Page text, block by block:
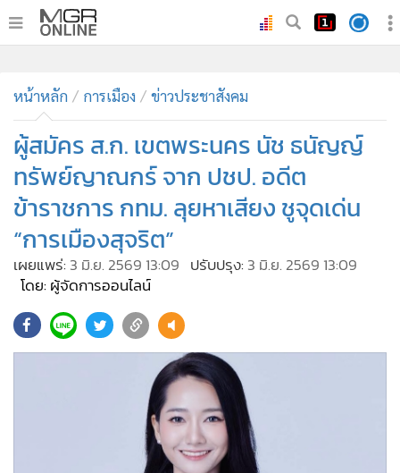
• ทันเหตุการณ์
• ภาคใต้
• ภูมิภาค
• Online Section
• บันเทิง
• ผู้จัดการรายวัน
• คอลัมนิสต์
ละคร
• CbizReview
Cyber BIZ
Good health & Well-being
Green Innovation & SD
Management & HR
หน้าหลัก การเมือง ข่าวประชาสังคม
ผู้สมัคร ส.ก. เขตพระนคร นัช ธนัญญ์
ทรัพย์ญาณกร์ จาก ปชป. อดีต
ข้าราชการ กทม. ลุยหาเสียง ชูจุดเด่น
“การเมืองสุจริต”
เผยแพร่: 3 มิ.ย. 2569 13:09 ปรับปรุง: 3 มิ.ย. 2569 13:09
โดย: ผู้จัดการออนไลน์